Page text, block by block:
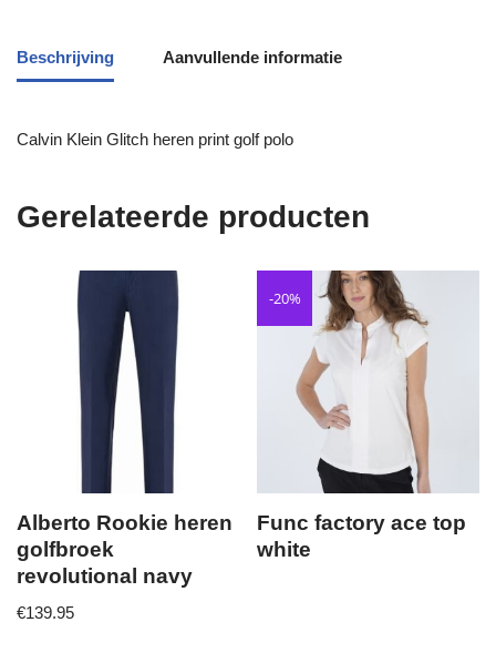
Beschrijving Aanvullende informatie
Calvin Klein Glitch heren print golf polo
Gerelateerde producten
Alberto Rookie heren
golfbroek
revolutional navy
€139.95
-20%
Func factory ace top
white